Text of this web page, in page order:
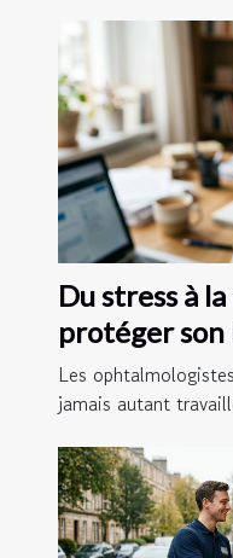
Du stress à
protéger
au quotidien
Les
jamais autant